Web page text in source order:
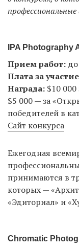
IPA Photography
Прием работ:
Плата за
Награда: $10
$5 000 — за
победителей в
Сайт конкурса
Ежегодная
принимаются в
которых —
«Эдиториал» и
Chromatic